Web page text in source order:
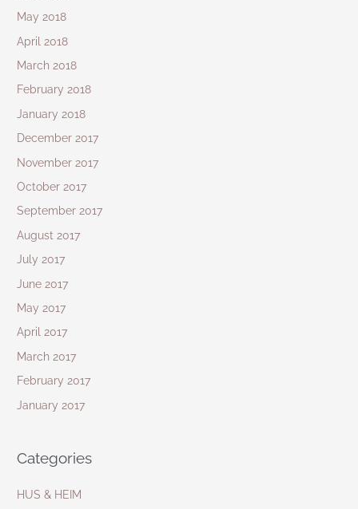
May 2018
April 2018
March 2018
February 2018
January 2018
December 2017
November 2017
October 2017
September 2017
August 2017
July 2017
June 2017
May 2017
April 2017
March 2017
February 2017
January 2017
Categories
HUS & HEIM